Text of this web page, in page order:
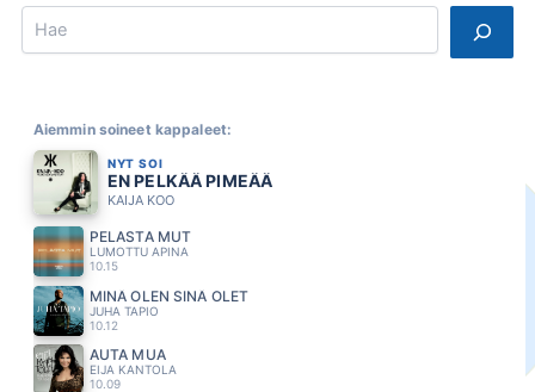
Search
Aiemmin soineet kappaleet:
NYT SOI
EN PELKÄÄ PIMEÄÄ
KAIJA KOO
PELASTA MUT
LUMOTTU APINA
10.15
MINÄ OLEN SINÄ OLET
JUHA TAPIO
10.12
AUTA MUA
EIJA KANTOLA
10.09